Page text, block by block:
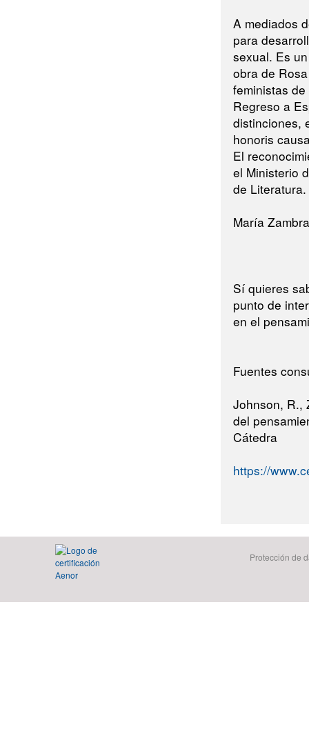
A mediados
para
sexual. Es
obra de
feministas
Regreso a
distinciones,
honoris
El
el Ministerio
de Literatura.
María
Sí quieres
punto de
en el
Fuentes
Johnson, R.,
del
Cátedra
https://
Protección de